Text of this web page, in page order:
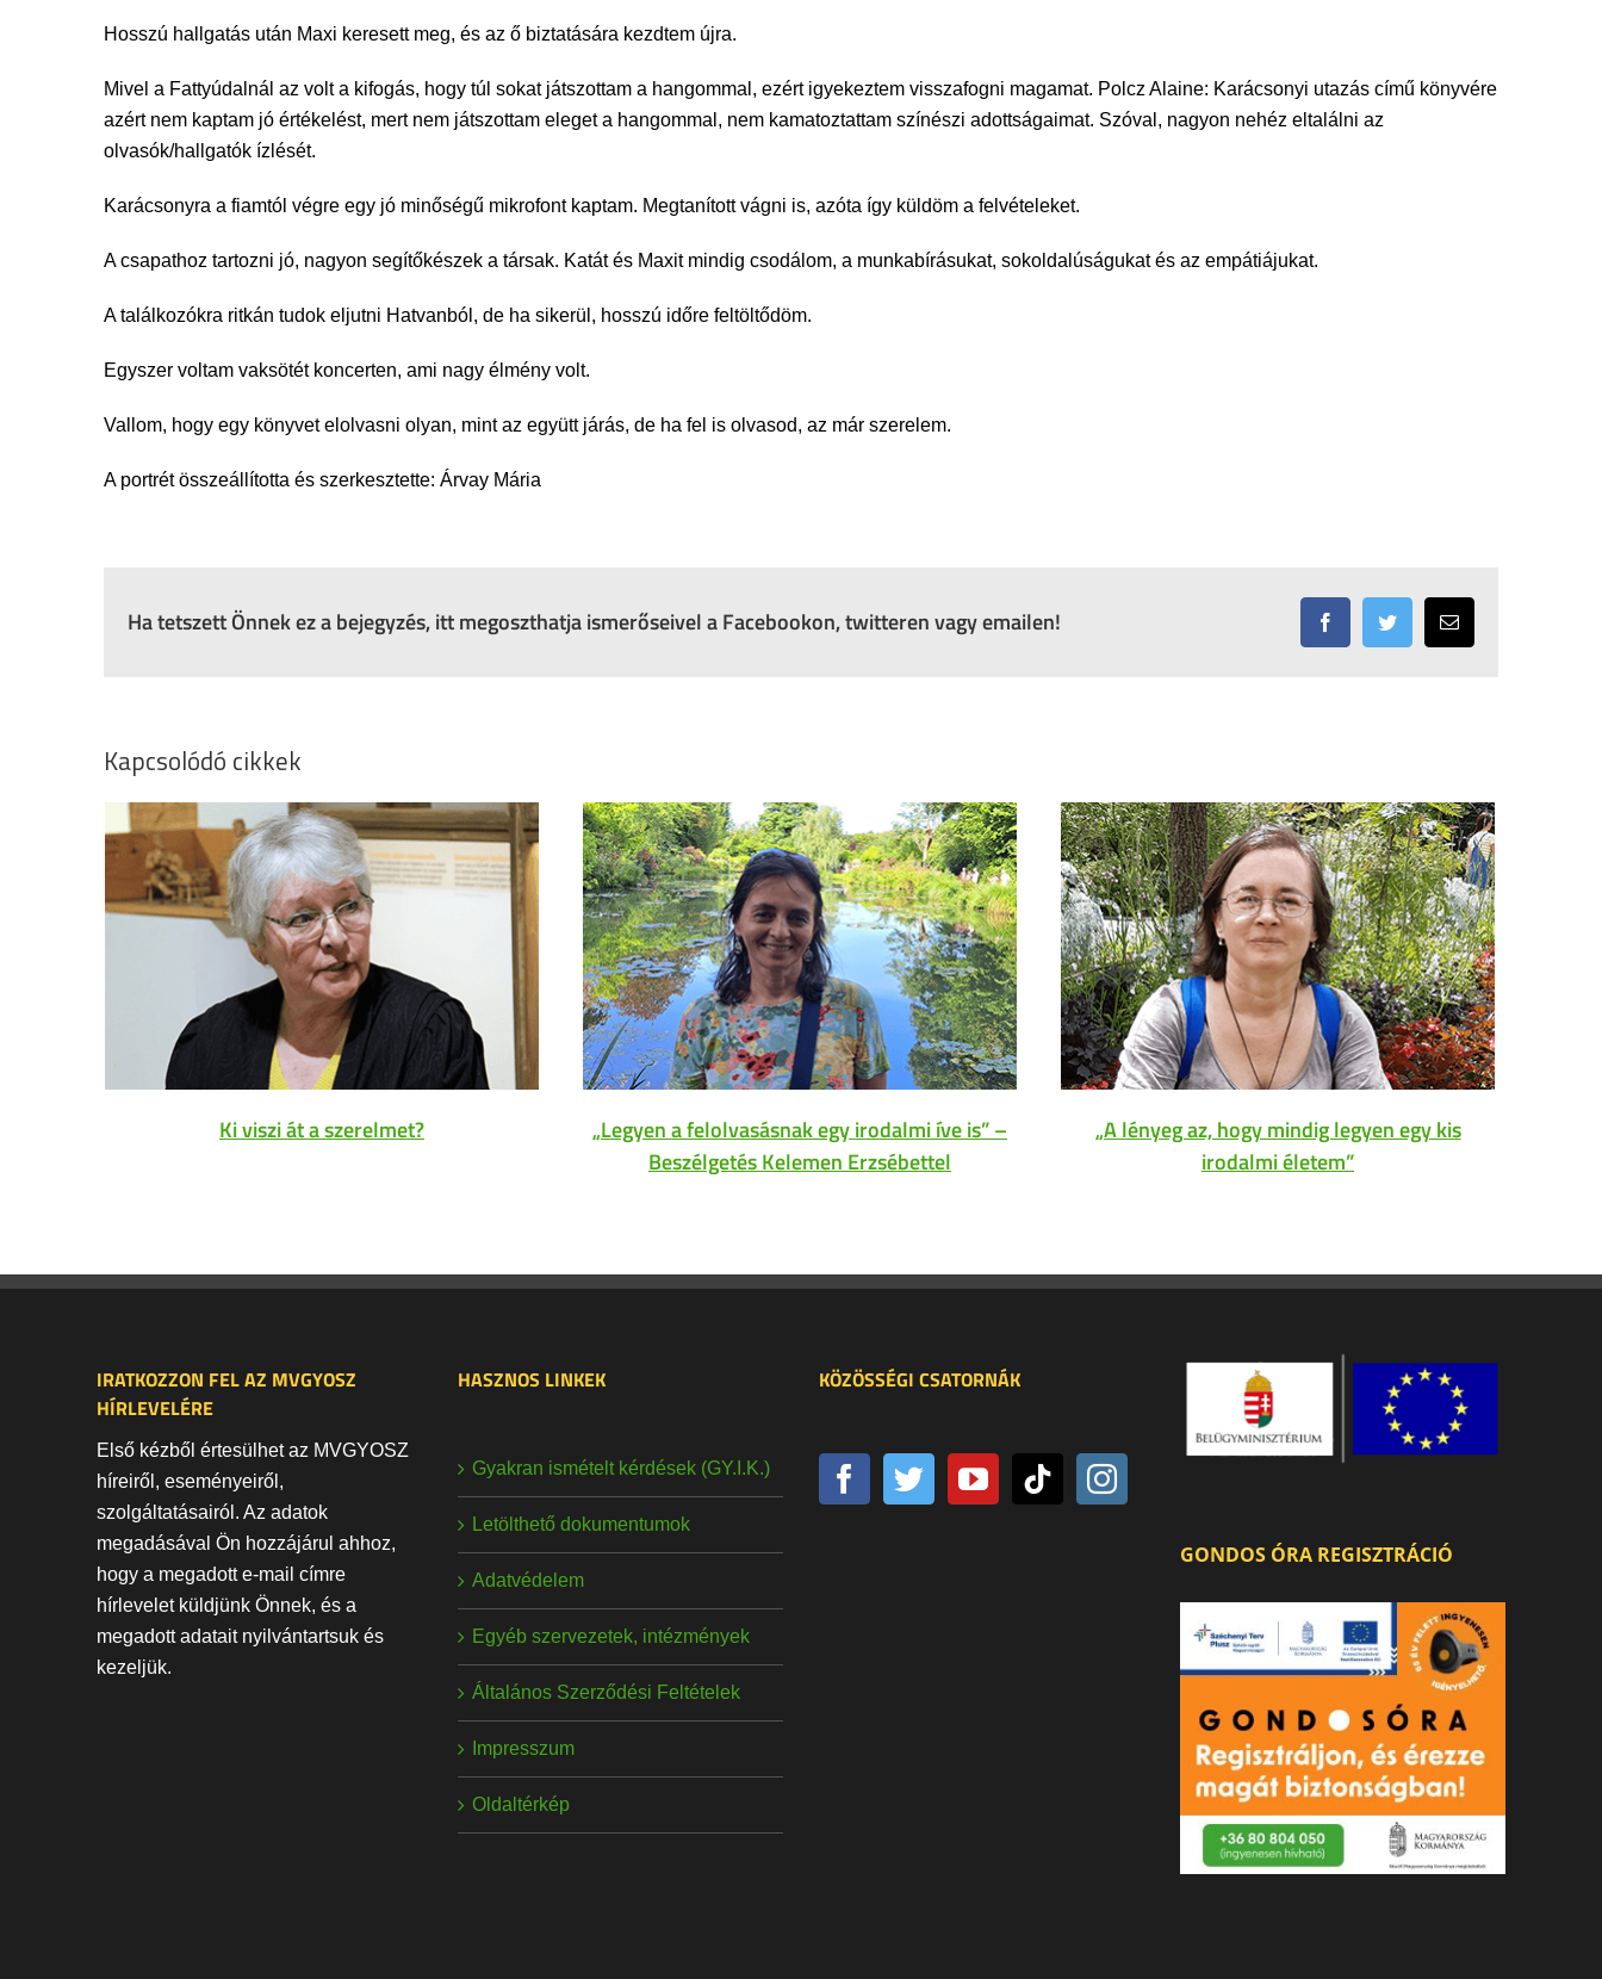
Hosszú hallgatás után Maxi keresett meg, és az ő biztatására kezdtem újra.
Mivel a Fattyúdalnál az volt a kifogás, hogy túl sokat játszottam a hangommal, ezért igyekeztem visszafogni magamat. Polcz Alaine: Karácsonyi utazás című könyvére
azért nem kaptam jó értékelést, mert nem játszottam eleget a hangommal, nem kamatoztattam színészi adottságaimat. Szóval, nagyon nehéz eltalálni az
olvasók/hallgatók ízlését.
Karácsonyra a fiamtól végre egy jó minőségű mikrofont kaptam. Megtanított vágni is, azóta így küldöm a felvételeket.
A csapathoz tartozni jó, nagyon segítőkészek a társak. Katát és Maxit mindig csodálom, a munkabírásukat, sokoldalúságukat és az empátiájukat.
A találkozókra ritkán tudok eljutni Hatvanból, de ha sikerül, hosszú időre feltöltődöm.
Egyszer voltam vaksötét koncerten, ami nagy élmény volt.
Vallom, hogy egy könyvet elolvasni olyan, mint az együtt járás, de ha fel is olvasod, az már szerelem.
A portrét összeállította és szerkesztette: Árvay Mária
Ha tetszett Önnek ez a bejegyzés, itt megoszthatja ismerőseivel a Facebookon, twitteren vagy emailen! FacebookTwitter Email:
Kapcsolódó cikkek
Ki viszi át a szerelmet?
„Legyen a felolvasásnak egy irodalmi íve is” –
Beszélgetés Kelemen Erzsébettel
„A lényeg az, hogy mindig legyen egy kis
irodalmi életem”
IRATKOZZON FEL AZ MVGYOSZ
HÍRLEVELÉRE
Első kézből értesülhet az MVGYOSZ
híreiről, eseményeiről,
szolgáltatásairól. Az adatok
megadásával Ön hozzájárul ahhoz,
hogy a megadott e-mail címre
hírlevelet küldjünk Önnek, és a
megadott adatait nyilvántartsuk és
kezeljük.
HASZNOS LINKEK
Gyakran ismételt kérdések (GY.I.K.)
Letölthető dokumentumok
Adatvédelem
Egyéb szervezetek, intézmények
Általános Szerződési Feltételek
Impresszum
Oldaltérkép
KÖZÖSSÉGI CSATORNÁK
GONDOS ÓRA REGISZTRÁCIÓ